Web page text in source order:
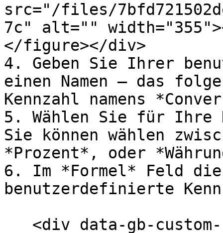
src="/files/
7c" alt=""
</figure></div>
4. Geben Sie Ihrer
einen Namen — das
Kennzahl namens
5. Wählen Sie für Ihre
Sie können wählen
*Prozent*, oder
6. Im *Formel* Feld
benutzerdefinierte